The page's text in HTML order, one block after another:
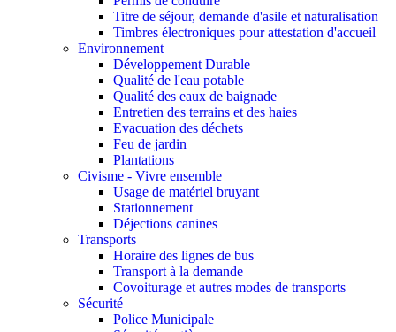
Titre de séjour, demande d'asile et naturalisation
Timbres électroniques pour attestation d'accueil
Environnement
Développement Durable
Qualité de l'eau potable
Qualité des eaux de baignade
Entretien des terrains et des haies
Evacuation des déchets
Feu de jardin
Plantations
Civisme - Vivre ensemble
Usage de matériel bruyant
Stationnement
Déjections canines
Transports
Horaire des lignes de bus
Transport à la demande
Covoiturage et autres modes de transports
Sécurité
Police Municipale